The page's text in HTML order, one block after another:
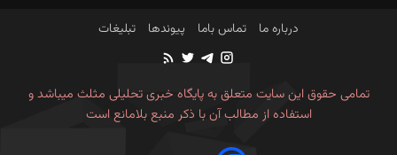
درباره ما تماس باما پیوندها تبلیغات
تمامی حقوق این سایت متعلق به پایگاه خبری تحلیلی مثلث میباشد و
استفاده از مطالب آن با ذکر منبع بلامانع است